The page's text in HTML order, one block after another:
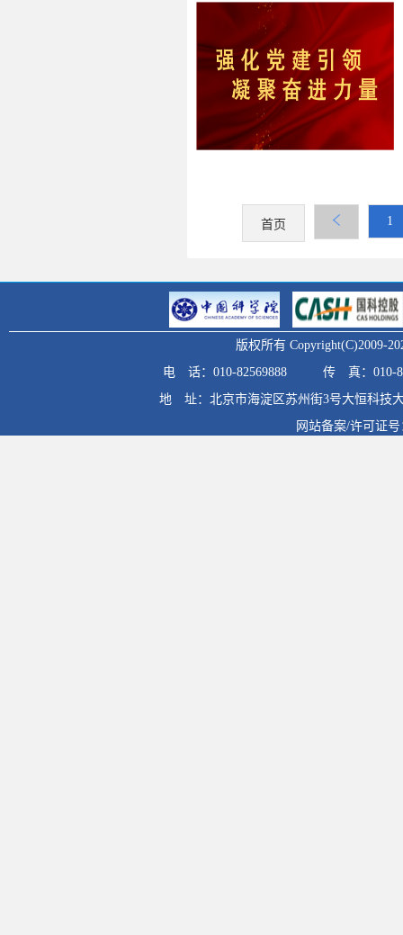
首页 1
版权所有 Copyright(C)2009-
电 话：010-82569888
传 真：010-
地 址：北京市海淀区苏州街3号大恒科技
网站备案/许可证号